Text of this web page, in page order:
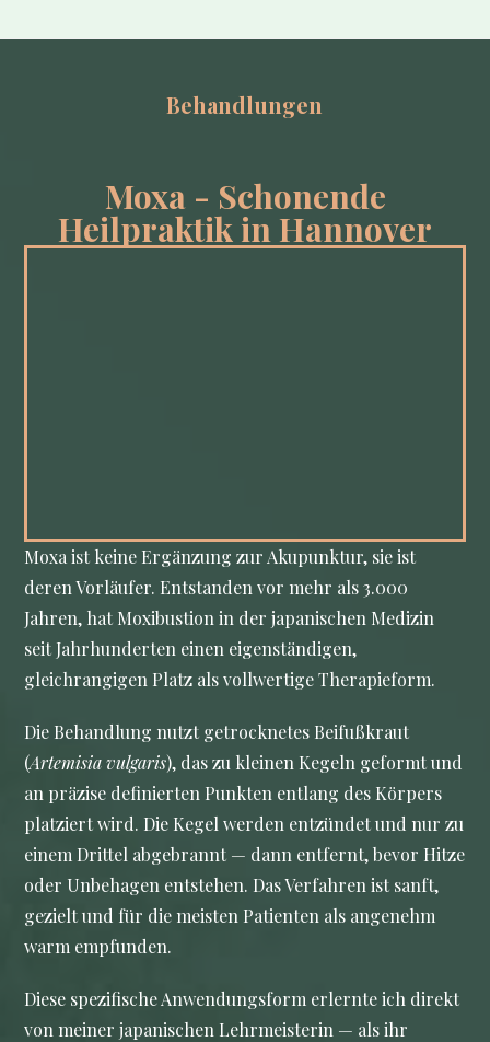
Behandlungen
Moxa - Schonende
Heilpraktik in Hannover
Moxa ist keine Ergänzung zur Akupunktur, sie ist
deren Vorläufer. Entstanden vor mehr als 3.000
Jahren, hat Moxibustion in der japanischen Medizin
seit Jahrhunderten einen eigenständigen,
gleichrangigen Platz als vollwertige Therapieform.
Die Behandlung nutzt getrocknetes Beifußkraut
(Artemisia vulgaris), das zu kleinen Kegeln geformt und
an präzise definierten Punkten entlang des Körpers
platziert wird. Die Kegel werden entzündet und nur zu
einem Drittel abgebrannt — dann entfernt, bevor Hitze
oder Unbehagen entstehen. Das Verfahren ist sanft,
gezielt und für die meisten Patienten als angenehm
warm empfunden.
Diese spezifische Anwendungsform erlernte ich direkt
von meiner japanischen Lehrmeisterin — als ihr